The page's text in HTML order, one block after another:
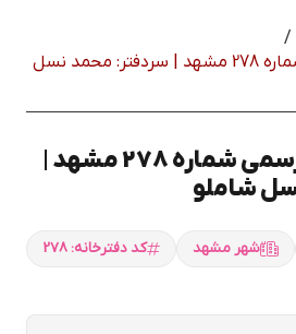
/
دفترخانه اسناد رسمی شماره 278 مشهد | سردفتر: محمد نسل
دفترخانه اسناد رسمی شماره 278 مشهد |
شاملو
شهر مشهد کد دفترخانه: 278